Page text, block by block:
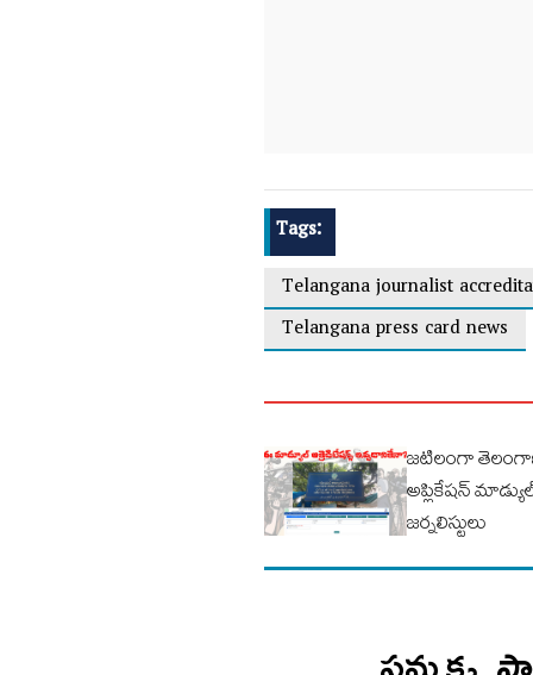
Tags:
Telangana journalist
Telangana press card news
జటిలంగా
అప్లికేషన్
జర్నలిస్టులు